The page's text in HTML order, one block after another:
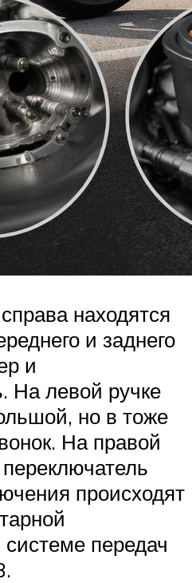
находятся
и заднего
и
На левой ручке
но в тоже
На правой
происходят
системе передач